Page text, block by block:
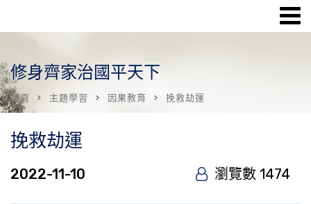
修身齊家治國平天下
首頁 主題學習 因果教育 挽救劫運
挽救劫運
2022-11-10 瀏覽數 1474